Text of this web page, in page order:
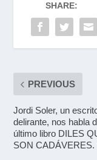
SHARE:
PREVIOUS
Jordi Soler, un
delirante, nos habla
último libro DILES
SON CADÁVERES.